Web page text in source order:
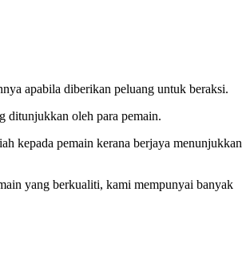
apabila diberikan peluang untuk beraksi.
ditunjukkan oleh para pemain.
kepada pemain kerana berjaya menunjukkan
yang berkualiti, kami mempunyai banyak